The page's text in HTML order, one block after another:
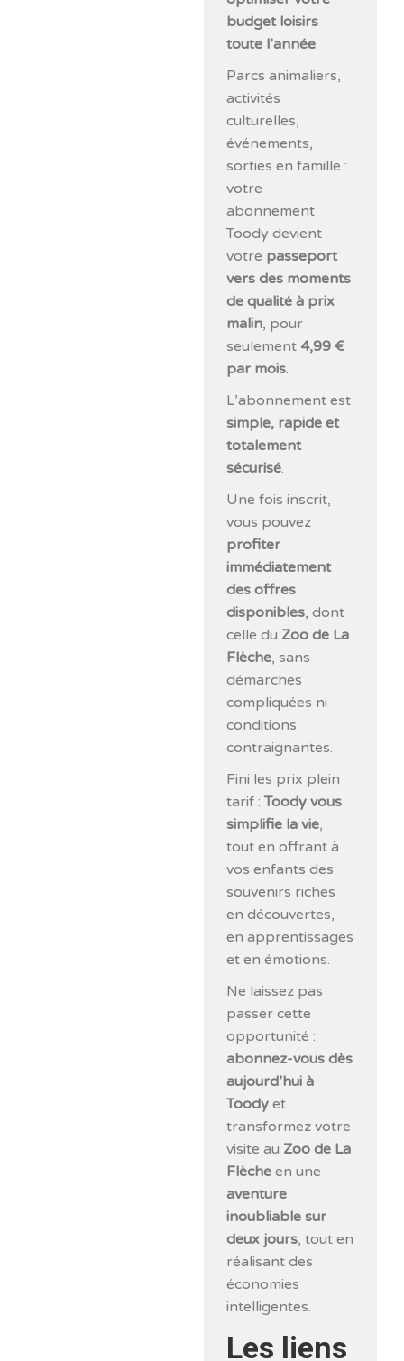
budget loisirs
toute l’année.
Parcs animaliers,
activités
culturelles,
événements,
sorties en famille :
votre
abonnement
Toody devient
votre passeport
vers des moments
de qualité à prix
malin, pour
seulement 4,99 €
par mois.
L’abonnement est
simple, rapide et
totalement
sécurisé.
Une fois inscrit,
vous pouvez
profiter
immédiatement
des offres
disponibles, dont
celle du Zoo de La
Flèche, sans
démarches
compliquées ni
conditions
contraignantes.
Fini les prix plein
tarif :Toody vous
simplifie la vie,
tout en offrant à
vos enfants des
souvenirs riches
en découvertes,
en apprentissages
et en émotions.
Ne laissez pas
passer cette
opportunité :
abonnez-vous dès
aujourd’hui à
Toody et
transformez votre
visite au Zoo de La
Flèche en une
aventure
inoubliable sur
deux jours, tout en
réalisant des
économies
intelligentes.
Les liens